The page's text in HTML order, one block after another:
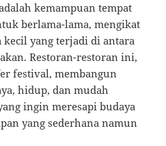
kemampuan tempat
berlama-lama, mengikat
kecil yang terjadi di antara
Restoran-restoran ini,
festival, membangun
hidup, dan mudah
ingin meresapi budaya
yang sederhana namun